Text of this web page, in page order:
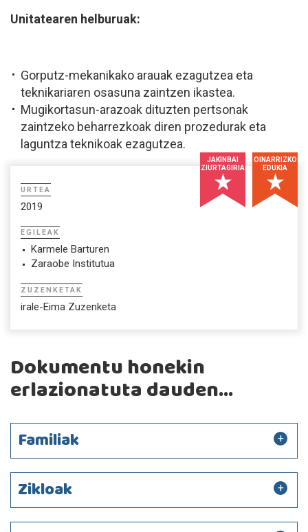
Unitatearen helburuak:
Gorputz-mekanikako arauak ezagutzea eta
teknikariaren osasuna zaintzen ikastea.
Mugikortasun-arazoak dituzten pertsonak
zaintzeko beharrezkoak diren prozedurak eta
laguntza teknikoak ezagutzea.
JAKINBAI
ZIURTAGIRIA
OINARRIZKO
EDUKIA
URTEA
2019
EGILEAK
Karmele Barturen
Zaraobe Institutua
ZUZENKETAK
irale-Eima Zuzenketa
Dokumentu honekin
erlazionatuta dauden...
Familiak
Zikloak